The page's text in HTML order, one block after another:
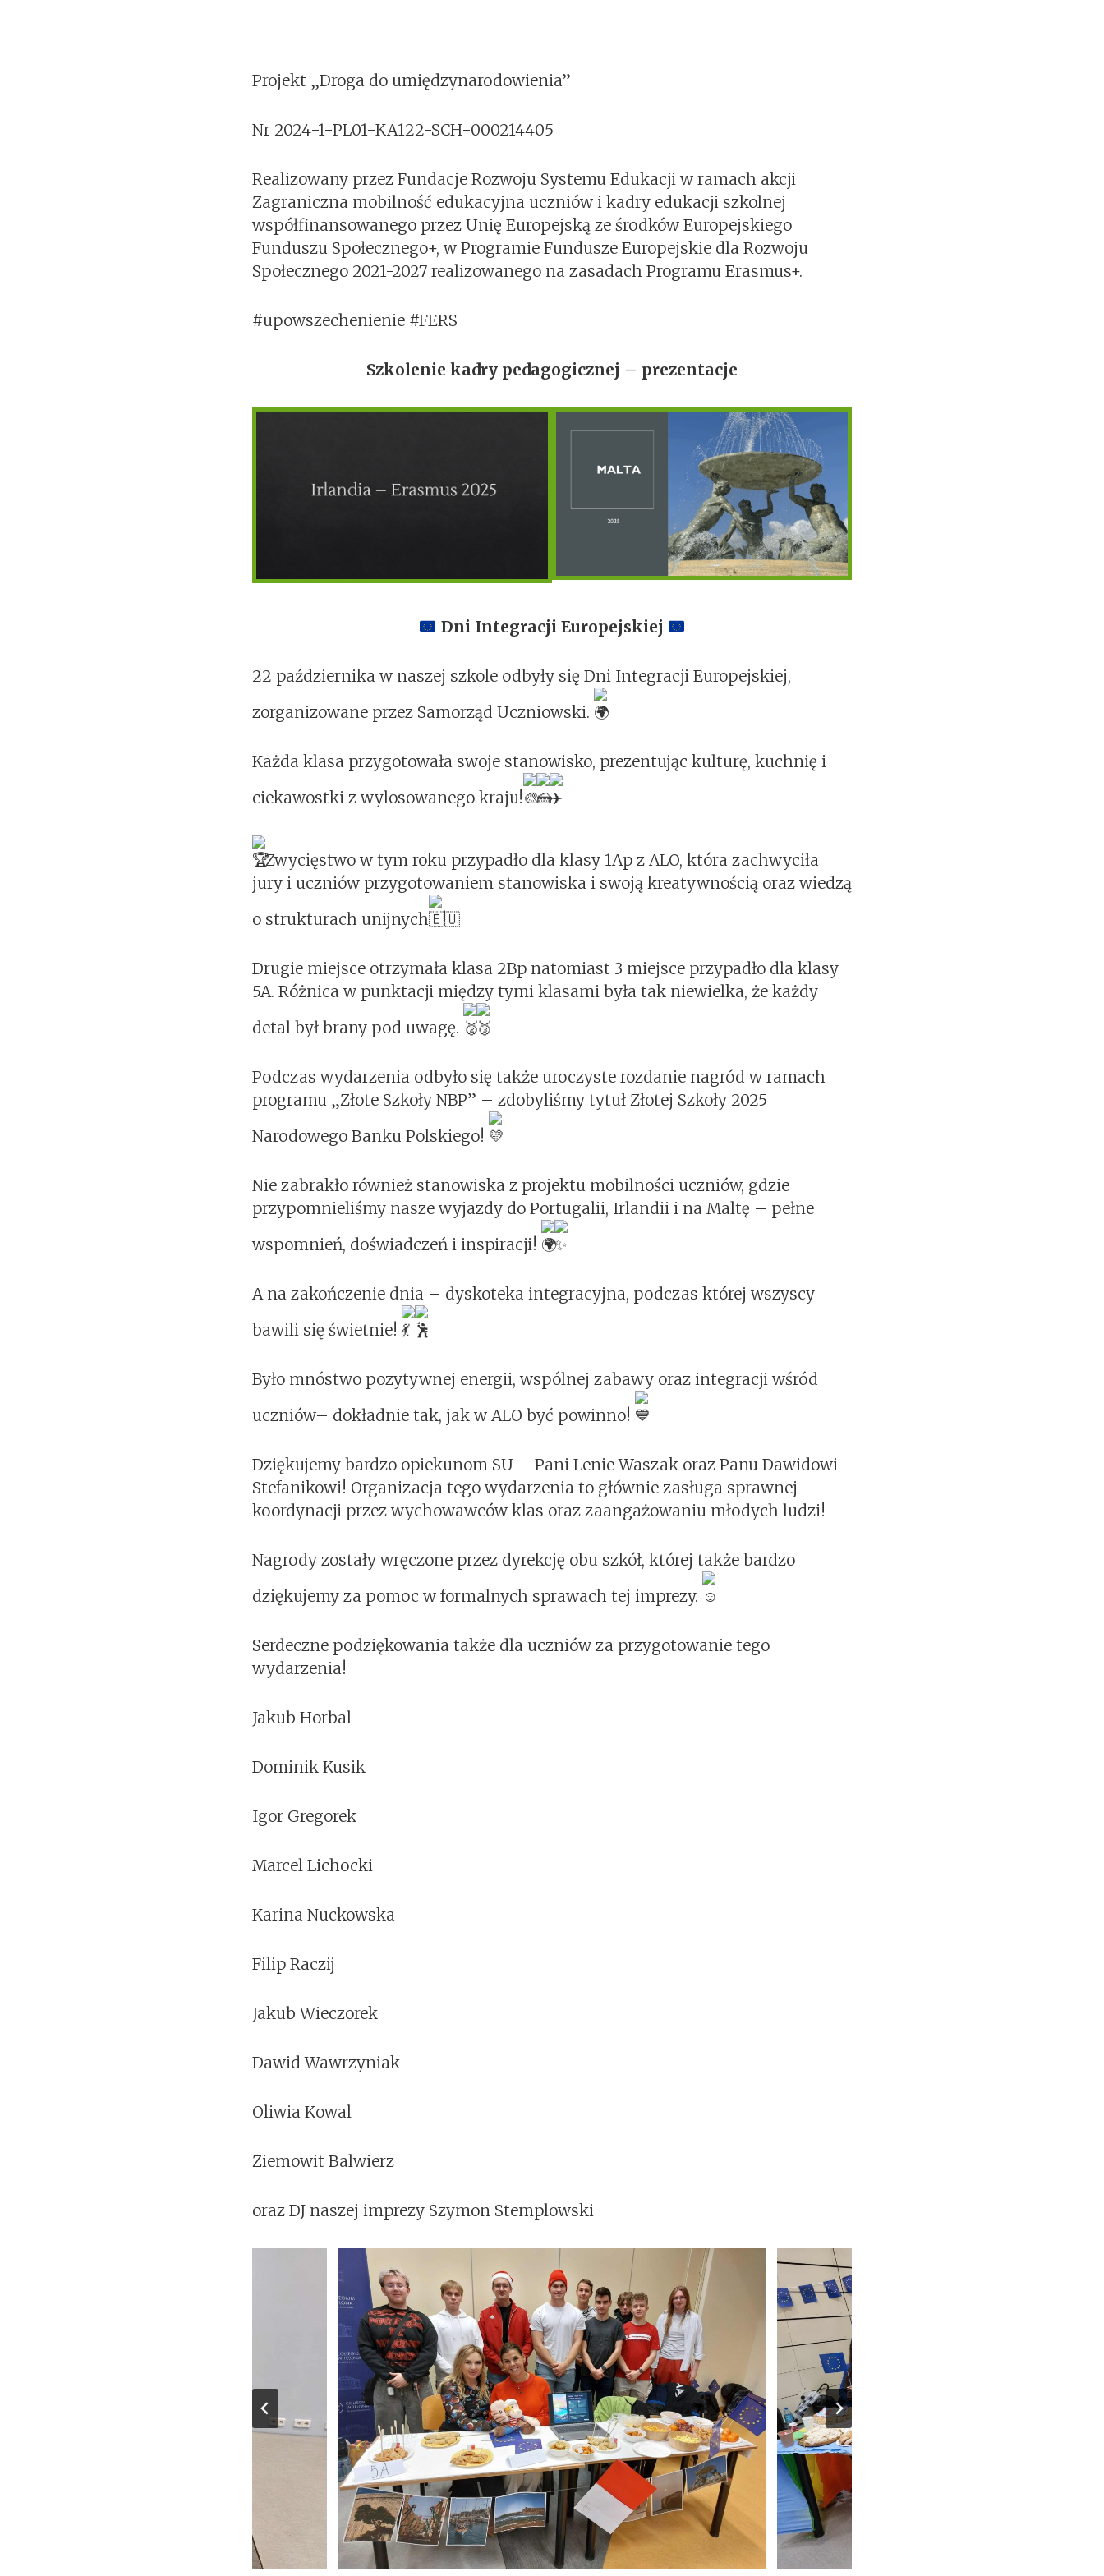
Projekt „Droga do umiędzynarodowienia”
Nr 2024-1-PL01-KA122-SCH-000214405
Realizowany przez Fundacje Rozwoju Systemu Edukacji w ramach akcji
Zagraniczna mobilność edukacyjna uczniów i kadry edukacji szkolnej
współfinansowanego przez Unię Europejską ze środków Europejskiego
Funduszu Społecznego+, w Programie Fundusze Europejskie dla Rozwoju
Społecznego 2021-2027 realizowanego na zasadach Programu Erasmus+.
#upowszechenienie #FERS
Szkolenie kadry pedagogicznej – prezentacje
Dni Integracji Europejskiej
22 października w naszej szkole odbyły się Dni Integracji Europejskiej,
zorganizowane przez Samorząd Uczniowski.
Każda klasa przygotowała swoje stanowisko, prezentując kulturę, kuchnię i
ciekawostki z wylosowanego kraju!
Zwycięstwo w tym roku przypadło dla klasy 1Ap z ALO, która zachwyciła
jury i uczniów przygotowaniem stanowiska i swoją kreatywnością oraz wiedzą
o strukturach unijnych
!
Drugie miejsce otrzymała klasa 2Bp natomiast 3 miejsce przypadło dla klasy
5A. Różnica w punktacji między tymi klasami była tak niewielka, że każdy
detal był brany pod uwagę.
Podczas wydarzenia odbyło się także uroczyste rozdanie nagród w ramach
programu „Złote Szkoły NBP” – zdobyliśmy tytuł Złotej Szkoły 2025
Narodowego Banku Polskiego!
Nie zabrakło również stanowiska z projektu mobilności uczniów, gdzie
przypomnieliśmy nasze wyjazdy do Portugalii, Irlandii i na Maltę – pełne
wspomnień, doświadczeń i inspiracji!
A na zakończenie dnia – dyskoteka integracyjna, podczas której wszyscy
bawili się świetnie!
Było mnóstwo pozytywnej energii, wspólnej zabawy oraz integracji wśród
uczniów– dokładnie tak, jak w ALO być powinno!
Dziękujemy bardzo opiekunom SU – Pani Lenie Waszak oraz Panu Dawidowi
Stefanikowi! Organizacja tego wydarzenia to głównie zasługa sprawnej
koordynacji przez wychowawców klas oraz zaangażowaniu młodych ludzi!
Nagrody zostały wręczone przez dyrekcję obu szkół, której także bardzo
dziękujemy za pomoc w formalnych sprawach tej imprezy.
Serdeczne podziękowania także dla uczniów za przygotowanie tego
wydarzenia!
Jakub Horbal
Dominik Kusik
Igor Gregorek
Marcel Lichocki
Karina Nuckowska
Filip Raczij
Jakub Wieczorek
Dawid Wawrzyniak
Oliwia Kowal
Ziemowit Balwierz
oraz DJ naszej imprezy Szymon Stemplowski